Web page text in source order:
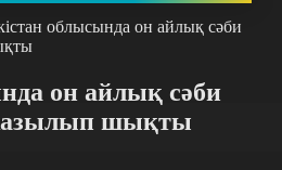
облысында он айлық сәби
он айлық сәби
шықты